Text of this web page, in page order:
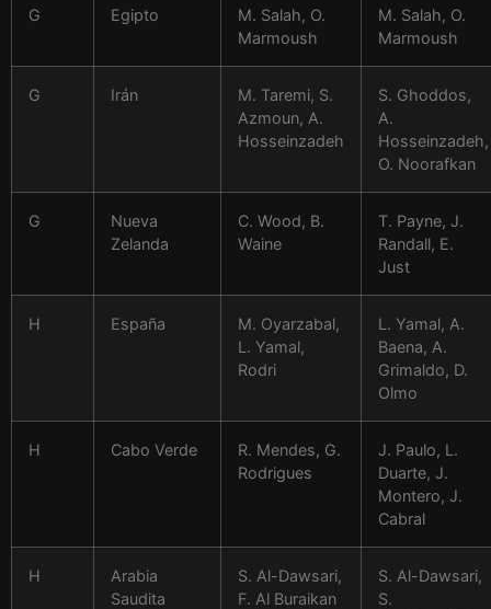
G Egipto
M. Salah, O.
Marmoush
M. Salah, O.
Marmoush
G Irán
M. Taremi, S.
Azmoun, A.
Hosseinzadeh
S. Ghoddos,
A.
Hosseinzadeh,
O. Noorafkan
G
Nueva
Zelanda
C. Wood, B.
Waine
T. Payne, J.
Randall, E.
Just
H España
M. Oyarzabal,
L. Yamal,
Rodri
L. Yamal, A.
Baena, A.
Grimaldo, D.
Olmo
H Cabo Verde
R. Mendes, G.
Rodrigues
J. Paulo, L.
Duarte, J.
Montero, J.
Cabral
H
Arabia
Saudita
S. Al-Dawsari,
F. Al Buraikan
S. Al-Dawsari,
S.